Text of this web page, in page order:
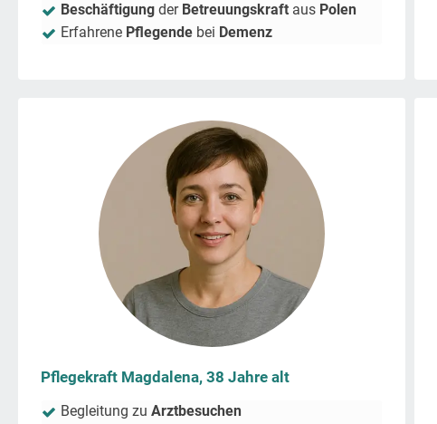
Beschäftigung der Betreuungskraft aus Polen
Erfahrene Pflegende bei Demenz
Pflegekraft Magdalena, 38 Jahre alt
Begleitung zu Arztbesuchen